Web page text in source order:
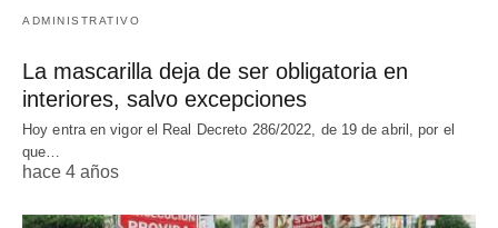
ADMINISTRATIVO
La mascarilla deja de ser obligatoria en
interiores, salvo excepciones
Hoy entra en vigor el Real Decreto 286/2022, de 19 de abril, por el
que…
hace 4 años